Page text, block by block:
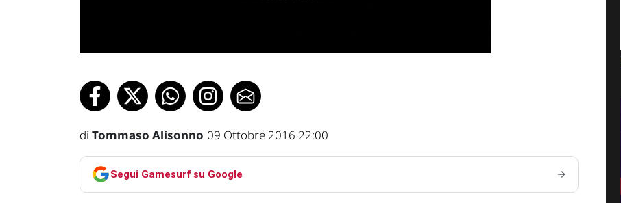
di Tommaso Alisonno 09 Ottobre 2016 22:00
Segui Gamesurf su Google